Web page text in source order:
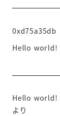
0xd75a35db
Hello world!
Hello world!
より